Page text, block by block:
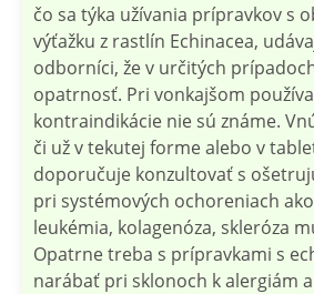
čo sa týka užívania prípravkov s
výťažku z rastlín Echinacea,
odborníci, že v určitých
opatrnosť. Pri vonkajšom
kontraindikácie nie sú známe.
či už v tekutej forme alebo v
doporučuje konzultovať s
pri systémových ochoreniach
leukémia, kolagenóza, skleróza
Opatrne treba s prípravkami s
narábať pri sklonoch k alergiám